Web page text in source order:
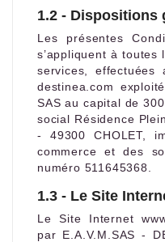
1.2 - Dispositions
Les présentes
s’appliquent à
services,
destinea.com
SAS au capital de
social Résidence
- 49300 CHOLET,
commerce et des
numéro 511645368.
1.3 - Le Site
Le Site Internet
par E.A.V.M.SAS -